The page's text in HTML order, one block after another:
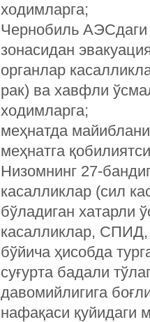
ходимларга;
Чернобиль
зонасидан
органлар
рак) ва хавф­ли
ходимларга;
меҳнатда
меҳнатга
Низомнинг 27-
касалликлар (сил
бўладиган хатарли
касалликлар, СПИД,
бўйича ҳисобда
суғурта бадали
давомийлигига
нафақаси қуйидаги